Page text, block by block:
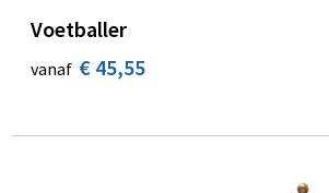
Voetballer
vanaf € 45,55